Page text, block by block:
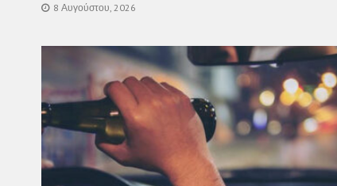
8 Αυγούστου, 2026